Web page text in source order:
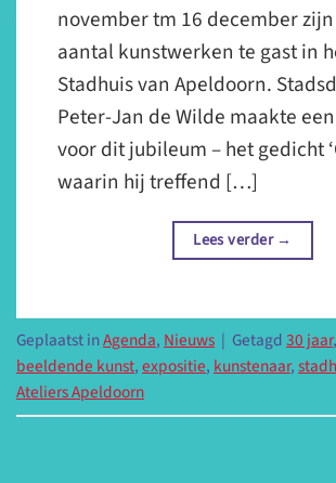
november tm 16 december
aantal kunstwerken te gast in
Stadhuis van Apeldoorn.
Peter-Jan de Wilde maakte
voor dit jubileum – het gedicht
waarin hij treffend […]
Lees verder→
Geplaatst inAgenda, Nieuws | Getagd30 jaar,
beeldende kunst,expositie, kunstenaar,
Ateliers Apeldoorn